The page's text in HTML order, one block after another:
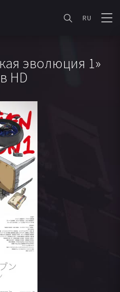
RU
эволюция 1»
HD